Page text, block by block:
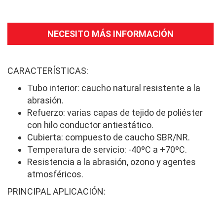
NECESITO MÁS INFORMACIÓN
CARACTERÍSTICAS:
Tubo interior: caucho natural resistente a la
abrasión.
Refuerzo: varias capas de tejido de poliéster
con hilo conductor antiestático.
Cubierta: compuesto de caucho SBR/NR.
Temperatura de servicio: -40ºC a +70ºC.
Resistencia a la abrasión, ozono y agentes
atmosféricos.
PRINCIPAL APLICACIÓN: